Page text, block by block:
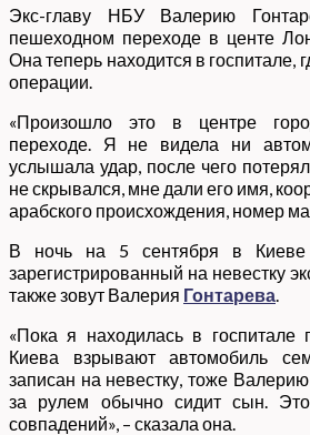
Экс-главу НБУ Валерию
пешеходном переходе в центе
Она теперь находится в госпитале,
операции.
«Произошло это в центре
переходе. Я не видела ни
услышала удар, после чего
не скрывался, мне дали его имя,
арабского происхождения, номер
В ночь на 5 сентября в Киеве
зарегистрированный на невестку
также зовут Валерия Гонтарева
«Пока я находилась в
Киева взрывают автомобиль
записан на невестку, тоже
за рулем обычно сидит сын.
совпадений», – сказала она.